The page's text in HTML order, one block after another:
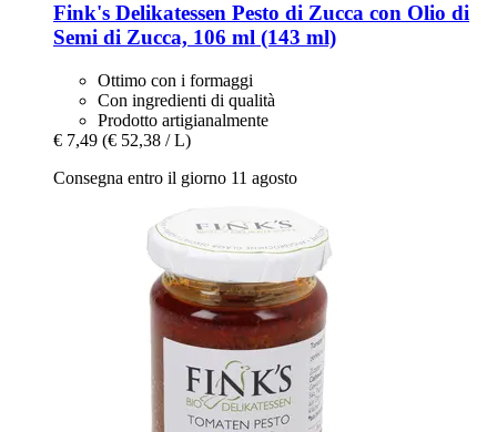
Fink's Delikatessen Pesto di Zucca con Olio di
Semi di Zucca, 106 ml (143 ml)
Ottimo con i formaggi
Con ingredienti di qualità
Prodotto artigianalmente
€ 7,49 (€ 52,38 / L)
Consegna entro il giorno 11 agosto